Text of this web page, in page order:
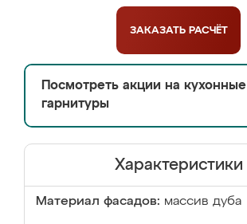
ЗАКАЗАТЬ РАСЧЁТ
Посмотреть акции на кухонные
гарнитуры
Характеристики
Материал фасадов: массив дуба